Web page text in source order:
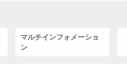
マルチインフォメーショ
ン